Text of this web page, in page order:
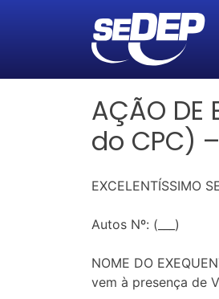
AÇÃO DE
do CPC)
EXCELENTÍSSIMO
Autos Nº: (___)
NOME DO
vem à presença de